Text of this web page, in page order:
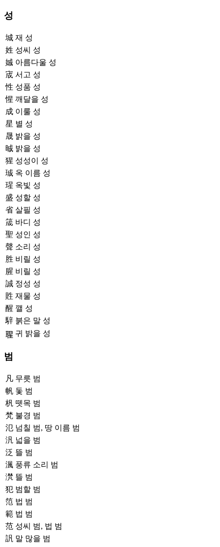
성
城 재 성
姓 성씨 성
娍 아름다울 성
宬 서고 성
性 성품 성
惺 깨달을 성
成 이룰 성
星 별 성
晟 밝을 성
晠 밝을 성
猩 성성이 성
珹 옥 이름 성
瑆 옥빛 성
盛 성할 성
省 살필 성
筬 바디 성
聖 성인 성
聲 소리 성
胜 비릴 성
腥 비릴 성
誠 정성 성
貹 재물 성
醒 깰 성
騂 붉은 말 성
𦖤 귀 밝을 성
범
凡 무릇 범
帆 돛 범
杋 뗏목 범
梵 불경 범
氾 넘칠 범, 땅 이름 범
汎 넓을 범
泛 뜰 범
渢 풍류 소리 범
滼 뜰 범
犯 범할 범
笵 법 범
範 법 범
范 성씨 범, 법 범
訉 말 많을 범